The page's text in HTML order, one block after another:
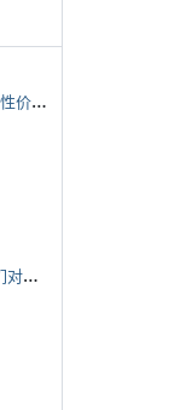
*
想请教有经验的蛋友，想给媳妇7夕买个跳蛋，有没有性价比高的推荐
*
我正在建立一个英语口语教学的网站。想问一下蛋友们对这类教学机构或网站的痛点。